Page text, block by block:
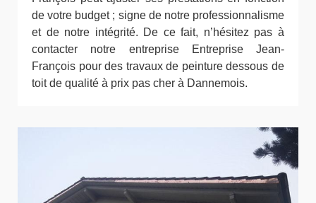
de votre budget ; signe de notre professionnalisme
et de notre intégrité. De ce fait, n’hésitez pas à
contacter notre entreprise Entreprise Jean-
François pour des travaux de peinture dessous de
toit de qualité à prix pas cher à Dannemois.